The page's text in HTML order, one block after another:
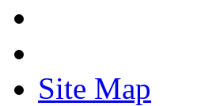
Site Map